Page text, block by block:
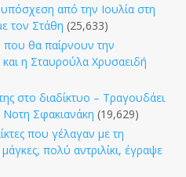
από την Ιουλία στη
τον Στάθη (25,633)
θα παίρνουν την
η Σταυρούλα Χρυσαειδή
στο διαδίκτυο – Τραγουδάει
Νοτη Σφακιανάκη (19,629)
που γέλαγαν με τη
πολύ αντριλίκι, έγραψε